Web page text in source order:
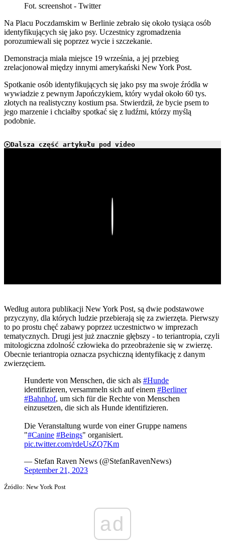
Fot. screenshot - Twitter
Na Placu Poczdamskim w Berlinie zebrało się około tysiąca osób
identyfikujących się jako psy. Uczestnicy zgromadzenia
porozumiewali się poprzez wycie i szczekanie.
Demonstracja miała miejsce 19 września, a jej przebieg
zrelacjonował między innymi amerykański New York Post.
Spotkanie osób identyfikujących się jako psy ma swoje źródła w
wywiadzie z pewnym Japończykiem, który wydał około 60 tys.
złotych na realistyczny kostium psa. Stwierdził, że bycie psem to
jego marzenie i chciałby spotkać się z ludźmi, którzy myślą
podobnie.
Dalsza część artykułu pod video
Według autora publikacji New York Post, są dwie podstawowe
przyczyny, dla których ludzie przebierają się za zwierzęta. Pierwszy
to po prostu chęć zabawy poprzez uczestnictwo w imprezach
tematycznych. Drugi jest już znacznie głębszy - to teriantropia, czyli
mitologiczna zdolność człowieka do przeobrażenie się w zwierzę.
Obecnie teriantropia oznacza psychiczną identyfikację z danym
zwierzęciem.
Hunderte von Menschen, die sich als #Hunde
identifizieren, versammeln sich auf einem #Berliner
#Bahnhof, um sich für die Rechte von Menschen
einzusetzen, die sich als Hunde identifizieren.
Die Veranstaltung wurde von einer Gruppe namens
"#Canine #Beings" organisiert.
pic.twitter.com/rdeUsZQ7Km
— Stefan Raven News (@StefanRavenNews)
September 21, 2023
Źródło: New York Post
ad